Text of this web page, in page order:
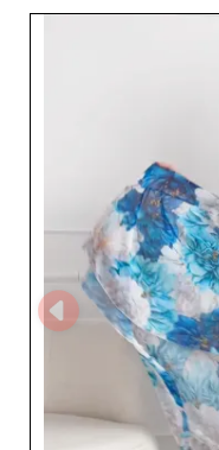
comfort, ideali per
le stagioni fredde con
presentano tagli
ogni outfit unico e adatto a
Milletmoda sono veri
per la varietà di stili,
più glamour,
capo perfetto per
alle borse,
combinando praticità
esigenze quotidiane
si distingue anche
garantisce
efficiente per i
facilita la gestione
con i clienti
esemplare. Scegliere Milletmoda come partner
all’ingrosso significa
Concentrandosi
consegna rapida,
crescita della vostra
conquistano e
dei vantaggi di un
restare
femminile.